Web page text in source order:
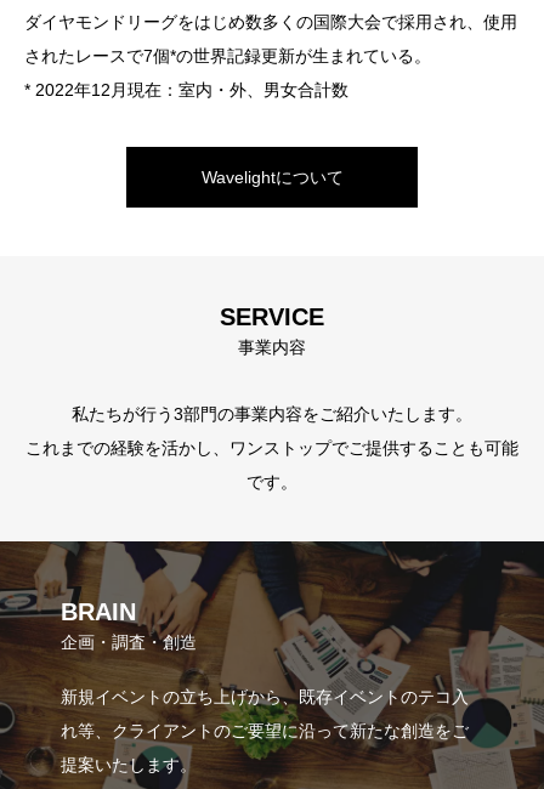
ダイヤモンドリーグをはじめ数多くの国際大会で採用され、使用
されたレースで7個*の世界記録更新が生まれている。
* 2022年12月現在：室内・外、男女合計数
Wavelightについて
しいことに挑戦します。
新たな発見や経験により心身ともに豊かになり、派生させ我々に
ITデジタルのみならず、工学技術、施工技術 等、さまざまな分
野の専門家と共創していきます。
SERVICE
事業内容
私たちが行う3部門の事業内容をご紹介いたします。
これまでの経験を活かし、ワンストップでご提供することも可能
です。
BRAIN
企画・調査・創造
新規イベントの立ち上げから、既存イベントのテコ入
れ等、クライアントのご要望に沿って新たな創造をご
提案いたします。